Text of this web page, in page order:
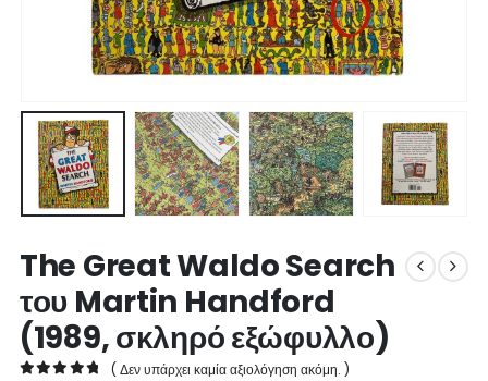
The Great Waldo Search
του Martin Handford
(1989, σκληρό εξώφυλλο)
( Δεν υπάρχει καμία αξιολόγηση ακόμη. )